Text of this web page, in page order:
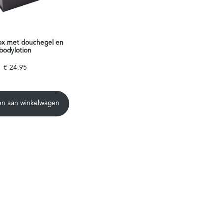
met douchegel en
bodylotion
€ 24.95
aan winkelwagen